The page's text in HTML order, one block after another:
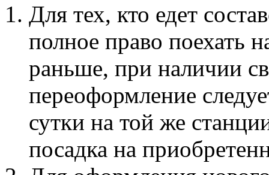
Для тех, кто едет
полное право поехать
раньше, при наличии
переоформление
сутки на той же
посадка на